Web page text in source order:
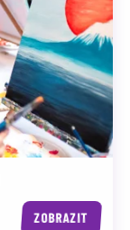
ZOBRAZIT